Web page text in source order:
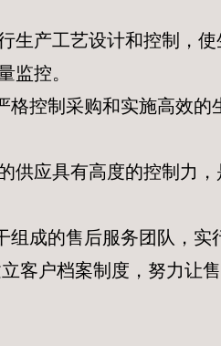
产工艺设计和控制，
监控。
控制采购和实施高效的
应具有高度的控制力，
成的售后服务团队，实
客户档案制度，努力让售